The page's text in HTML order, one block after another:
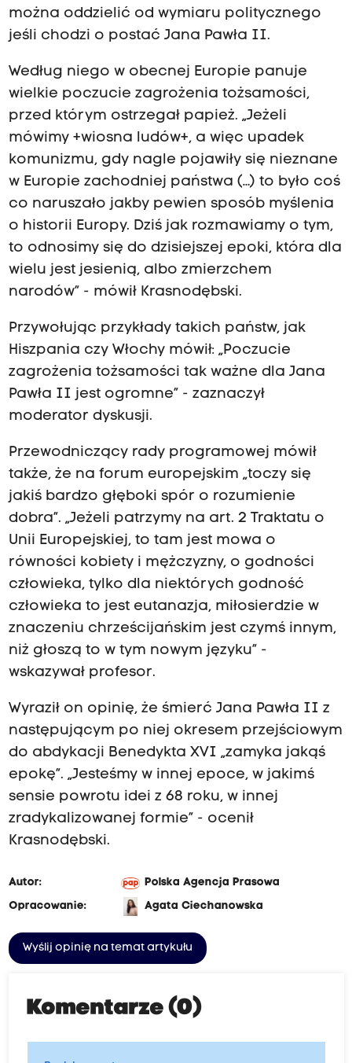
można oddzielić od wymiaru politycznego
jeśli chodzi o postać Jana Pawła II.
Według niego w obecnej Europie panuje
wielkie poczucie zagrożenia tożsamości,
przed którym ostrzegał papież. „Jeżeli
mówimy +wiosna ludów+, a więc upadek
komunizmu, gdy nagle pojawiły się nieznane
w Europie zachodniej państwa (…) to było coś
co naruszało jakby pewien sposób myślenia
o historii Europy. Dziś jak rozmawiamy o tym,
to odnosimy się do dzisiejszej epoki, która dla
wielu jest jesienią, albo zmierzchem
narodów” - mówił Krasnodębski.
Przywołując przykłady takich państw, jak
Hiszpania czy Włochy mówił: „Poczucie
zagrożenia tożsamości tak ważne dla Jana
Pawła II jest ogromne” - zaznaczył
moderator dyskusji.
Przewodniczący rady programowej mówił
także, że na forum europejskim „toczy się
jakiś bardzo głęboki spór o rozumienie
dobra”. „Jeżeli patrzymy na art. 2 Traktatu o
Unii Europejskiej, to tam jest mowa o
równości kobiety i mężczyzny, o godności
człowieka, tylko dla niektórych godność
człowieka to jest eutanazja, miłosierdzie w
znaczeniu chrześcijańskim jest czymś innym,
niż głoszą to w tym nowym języku” -
wskazywał profesor.
Wyraził on opinię, że śmierć Jana Pawła II z
następującym po niej okresem przejściowym
do abdykacji Benedykta XVI „zamyka jakąś
epokę”. „Jesteśmy w innej epoce, w jakimś
sensie powrotu idei z 68 roku, w innej
zradykalizowanej formie” - ocenił
Krasnodębski.
Autor:
Polska Agencja Prasowa
Opracowanie:
Agata Ciechanowska
Wyślij opinię na temat artykułu
Komentarze (0)